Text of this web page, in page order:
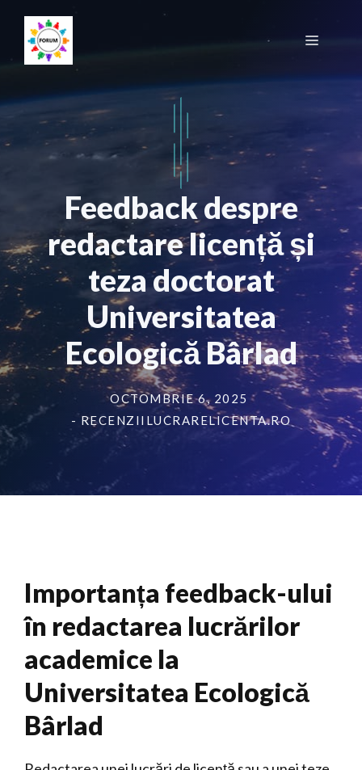
conținut
Meniu
Feedback despre
redactare licență și
teza doctorat
Universitatea
Ecologică Bârlad
OCTOMBRIE 6, 2025
- RECENZIILUCRARELICENTA.RO
Importanța feedback-ului
în redactarea lucrărilor
academice la
Universitatea Ecologică
Bârlad